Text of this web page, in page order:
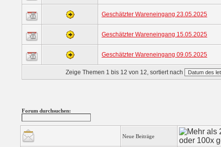
Geschätzter Wareneingang 23.05.2025
Geschätzter Wareneingang 15.05.2025
Geschätzter Wareneingang 09.05.2025
Zeige Themen 1 bis 12 von 12, sortiert nach
Forum durchsuchen:
Neue Beiträge